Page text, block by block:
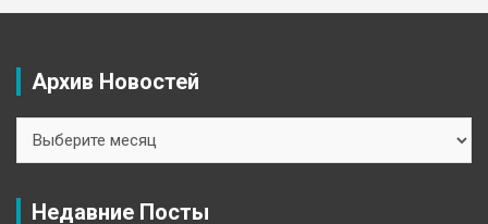
Архив Новостей
Новостей
Недавние Посты